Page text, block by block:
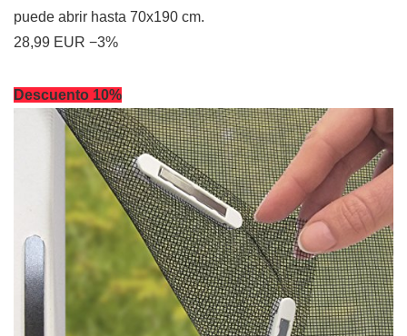
puede abrir hasta 70x190 cm.
28,99 EUR −3%
Descuento 10%